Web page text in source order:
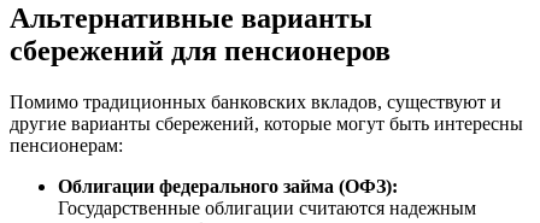
Альтернативные варианты
сбережений для пенсионеров
Помимо традиционных банковских вкладов, существуют и
другие варианты сбережений, которые могут быть интересны
пенсионерам:
Облигации федерального займа (ОФЗ):
Государственные облигации считаются надежным